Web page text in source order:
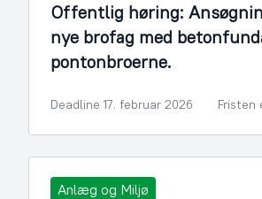
Offentlig høring:
nye brofag med
pontonbroerne.
Deadline 17. februar 2026 Fristen
Anlæg og Miljø